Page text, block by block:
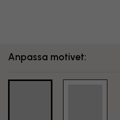
Anpassa motivet: